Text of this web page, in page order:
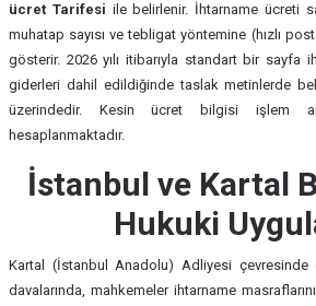
ücret Tarifesi ile belirlenir. İhtarname ücreti
muhatap sayısı ve tebligat yöntemine (hızlı
gösterir. 2026 yılı itibarıyla standart bir sayfa
giderleri dahil edildiğinde taslak metinlerde
üzerindedir. Kesin ücret bilgisi işlem
hesaplanmaktadır.
İstanbul ve Kartal
Hukuki
Kartal (İstanbul Anadolu) Adliyesi
davalarında, mahkemeler ihtarname masraflarını